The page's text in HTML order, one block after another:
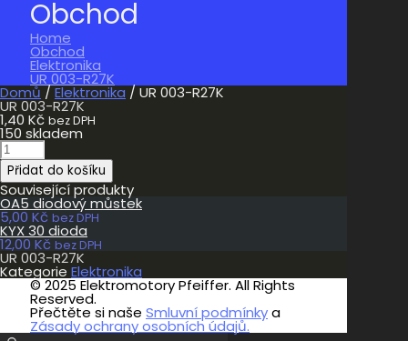
Obchod
Home
Obchod
Elektronika
UR 003-R27K
Domů / Elektronika / UR 003-R27K
UR 003-R27K
1,40 Kč bez DPH
150 skladem
UR
003-
R27K
množství
Přidat do košíku
Související produkty
OA5 diodový můstek
5,00 Kč bez DPH
KYX 30 dioda
12,00 Kč bez DPH
UR 003-R27K
Kategorie Elektronika
© 2025 Elektromotory Pfeiffer. All Rights
Reserved.
Přečtěte si naše Smluvní podmínkya
Zásady ochrany osobních údajů.